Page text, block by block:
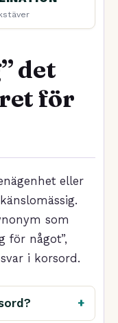
det
för
eller
som
för något”,
i korsord.